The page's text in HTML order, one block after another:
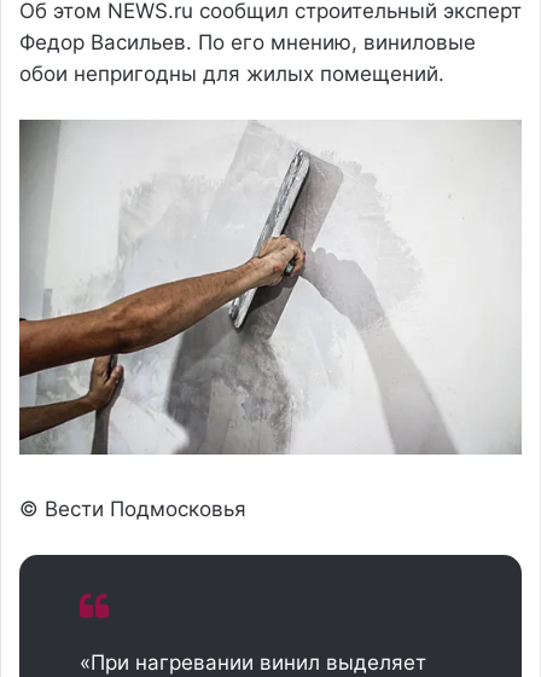
Об этом NEWS.ru сообщил строительный эксперт
Федор Васильев. По его мнению, виниловые
обои непригодны для жилых помещений.
© Вести Подмосковья
«При нагревании винил выделяет